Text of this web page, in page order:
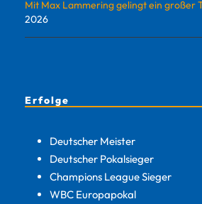
Mit Max Lammering gelingt ein großer
2026
Erfolge
Deutscher Meister
Deutscher Pokalsieger
Champions League Sieger
WBC Europapokal